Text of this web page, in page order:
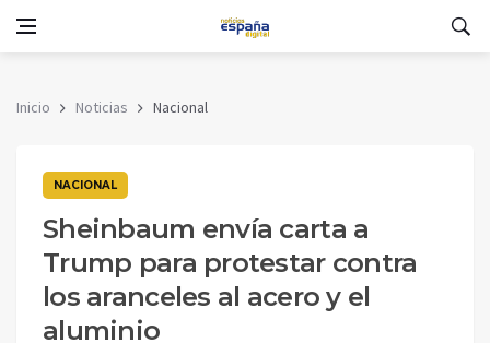
Inicio Noticias Nacional
NACIONAL
Sheinbaum envía carta a
Trump para protestar contra
los aranceles al acero y el
aluminio